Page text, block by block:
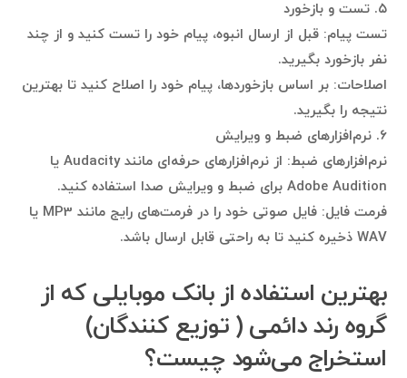
۵. تست و بازخورد
تست پیام: قبل از ارسال انبوه، پیام خود را تست کنید و از چند
نفر بازخورد بگیرید.
اصلاحات: بر اساس بازخوردها، پیام خود را اصلاح کنید تا بهترین
نتیجه را بگیرید.
۶. نرم‌افزارهای ضبط و ویرایش
نرم‌افزارهای ضبط: از نرم‌افزارهای حرفه‌ای مانند Audacity یا
Adobe Audition برای ضبط و ویرایش صدا استفاده کنید.
فرمت فایل: فایل صوتی خود را در فرمت‌های رایج مانند MP3 یا
WAV ذخیره کنید تا به راحتی قابل ارسال باشد.
بهترین استفاده‌ از بانک موبایلی که از
گروه رند دائمی ( توزیع کنندگان)
استخراج می‌شود چیست؟